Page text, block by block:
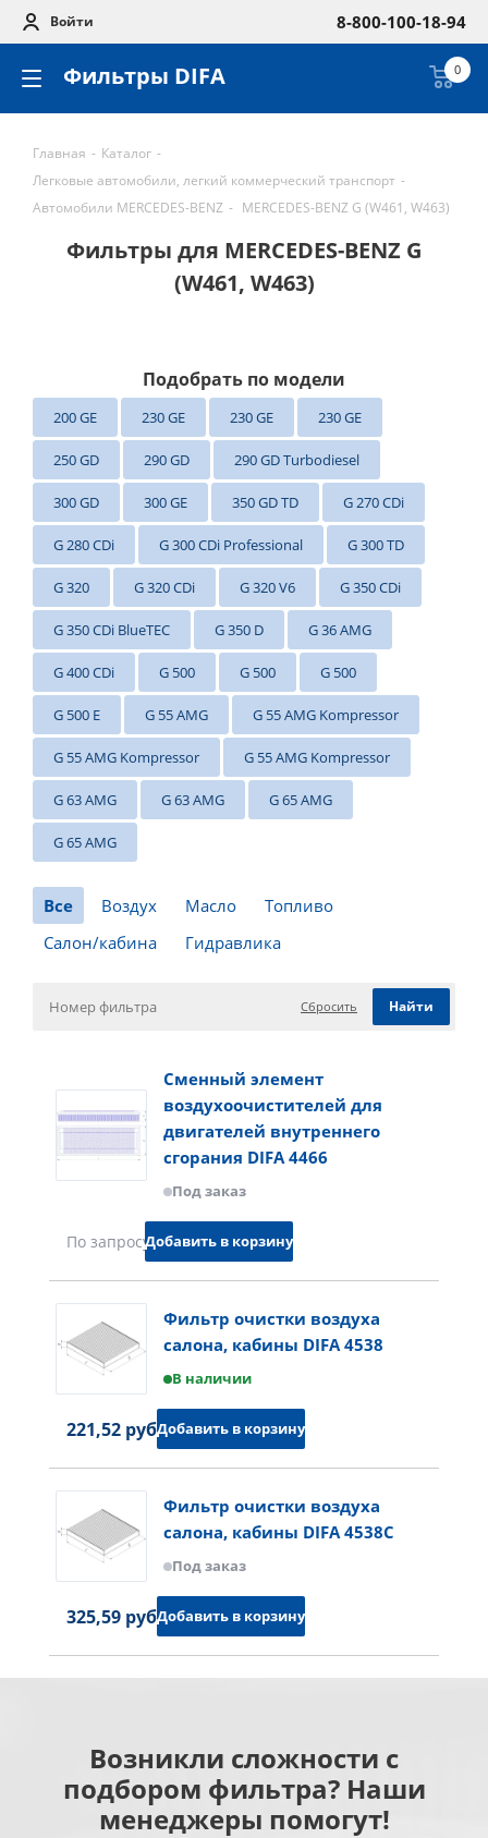
Войти 8-800-100-18-94
Фильтры DIFA 0
Главная - Каталог -
Легковые автомобили, легкий коммерческий транспорт -
Автомобили MERCEDES-BENZ - MERCEDES-BENZ G (W461, W463)
Фильтры для MERCEDES-BENZ G
(W461, W463)
Подобрать по модели
200 GE 230 GE 230 GE 230 GE
250 GD 290 GD 290 GD Turbodiesel
300 GD 300 GE 350 GD TD G 270 CDi
G 280 CDi G 300 CDi Professional G 300 TD
G 320 G 320 CDi G 320 V6 G 350 CDi
G 350 CDi BlueTEC G 350 D G 36 AMG
G 400 CDi G 500 G 500 G 500
G 500 E G 55 AMG G 55 AMG Kompressor
G 55 AMG Kompressor G 55 AMG Kompressor
G 63 AMG G 63 AMG G 65 AMG
G 65 AMG
Все Воздух Масло
Топливо
Салон/кабина
Гидравлика
Сбросить
Сменный элемент
воздухоочистителей для
двигателей внутреннего
сгорания DIFA 4466
Под заказ
По запросуДобавить в корзину
Фильтр очистки воздуха
салона, кабины DIFA 4538
В наличии
221,52 руб.Добавить в корзину
Фильтр очистки воздуха
салона, кабины DIFA 4538C
Под заказ
325,59 руб.Добавить в корзину
Возникли сложности с
подбором фильтра? Наши
менеджеры помогут!